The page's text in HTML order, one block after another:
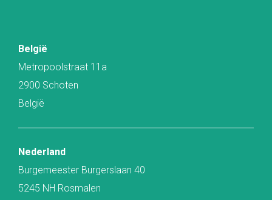
België
Metropoolstraat 11a
2900 Schoten
België
Nederland
Burgemeester Burgerslaan 40
5245 NH Rosmalen